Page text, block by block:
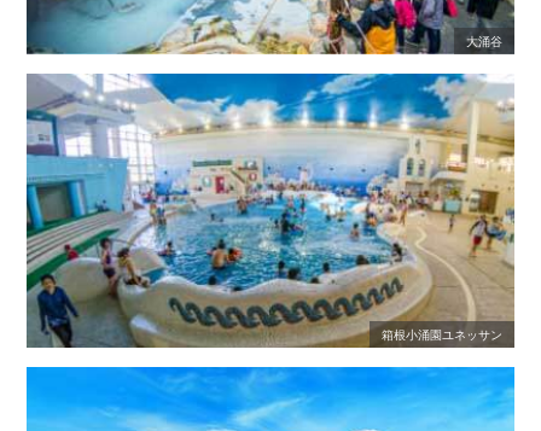
大涌谷
箱根小涌園ユネッサン